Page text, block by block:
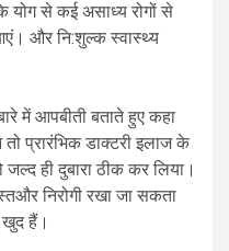
योग से कई असाध्य रोगों से
और नि:शुल्क स्वास्थ्य
में आपबीती बताते हुए कहा
प्रारंभिक डाक्टरी इलाज के
जल्द ही दुबारा ठीक कर लिया।
निरोगी रखा जा सकता
खुद हैं।